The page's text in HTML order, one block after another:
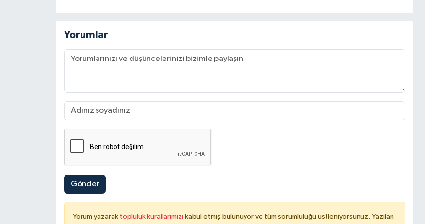
Yorumlar
Gönder
Yorum yazarak topluluk kurallarımızı kabul etmiş bulunuyor ve tüm sorumluluğu üstleniyorsunuz. Yazılan